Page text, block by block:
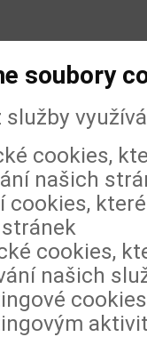
soubory
služby
cookies,
našich
cookies,
cookies,
našich